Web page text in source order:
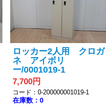
ロッカー2人用 クロガ
ネ アイボリ
ー/0001019-1
7,700円
コード：0-200000001019-1
在庫数：0